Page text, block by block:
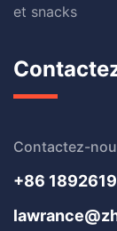
et snacks
Contactez-
+86